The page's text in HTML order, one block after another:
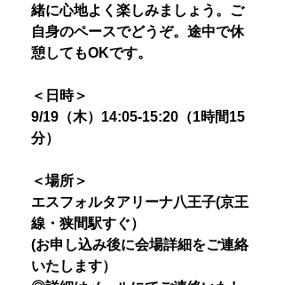
緒に心地よく楽しみましょう。ご
自身のペースでどうぞ。途中で休
憩してもOKです。
＜日時＞
9/19（木）14:05-15:20（1時間15
分）
＜場所＞
エスフォルタアリーナ八王子(京王
線・狭間駅すぐ）
(お申し込み後に会場詳細をご連絡
いたします）